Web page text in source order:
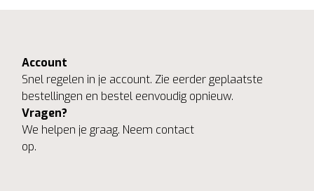
Account
Snel regelen in je account. Zie eerder geplaatste
bestellingen en bestel eenvoudig opnieuw.
Vragen?
We helpen je graag. Neem contact
op.